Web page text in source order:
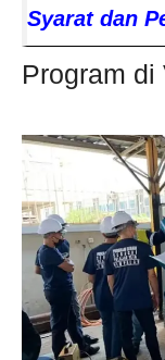
Syarat dan
Program di